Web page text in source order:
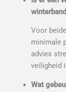
Voor
minimale
advies
veiligheid
Wat